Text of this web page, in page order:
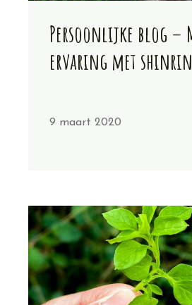
Persoonlijke blog –
ervaring met
9 maart 2020